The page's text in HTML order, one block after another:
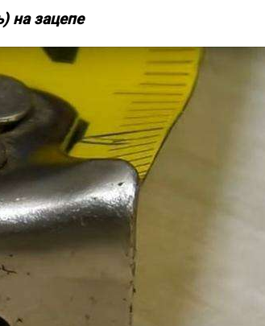
на зацепе